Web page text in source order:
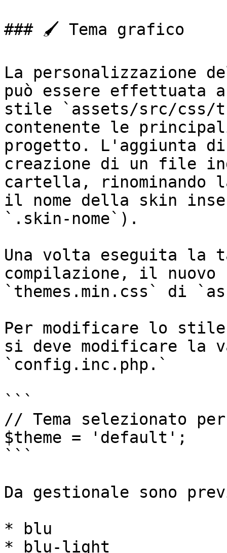
### 🖌️ Tema grafico
La personalizzazione
può essere
stile `assets/src/css/
contenente le
progetto. L'aggiunta
creazione di un file
cartella, rinominando
il nome della skin
`.skin-nome`).
Una volta eseguita la
compilazione, il
`themes.min.css` di
Per modificare lo
si deve modificare la
`config.inc.php.`
```
// Tema selezionato
$theme = 'default';
```
Da gestionale sono
* blu
* blu-light